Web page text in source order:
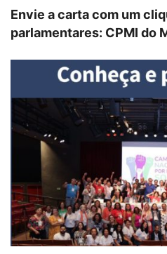
Envie a carta com um
parlamentares: CPMI do